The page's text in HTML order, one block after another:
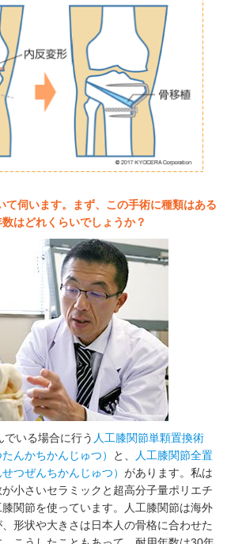
て伺います。まず、この手術に種類はある
はどれくらいでしょうか？
いる場合に行う 人工膝関節単顆置換術
んかちかんじゅつ）
と、
人工膝関節全置
つぜんちかんじゅつ） があります。私は
小さいセラミックと超高分子量ポリエチ
関節を使っています。人工膝関節は海外
形状や大きさは日本人の骨格に合わせた